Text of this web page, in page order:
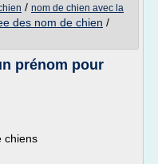
/ nom de chien avec la
des nom de chien /
prénom pour
chiens